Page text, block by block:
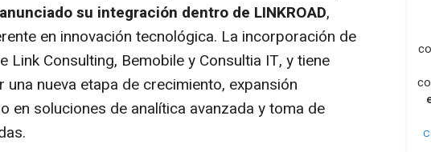
su integración dentro de LINKROAD,
en innovación tecnológica. La incorporación de
Link Consulting, Bemobile y Consultia IT, y tiene
nueva etapa de crecimiento, expansión
en soluciones de analítica avanzada y toma de